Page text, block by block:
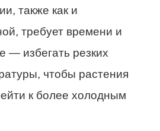
также как и
требует времени и
— избегать резких
чтобы растения
к более холодным